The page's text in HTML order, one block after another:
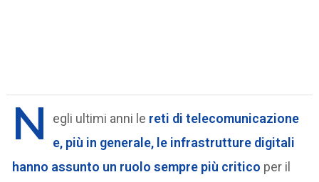
N egli ultimi anni le reti di telecomunicazione
e, più in generale, le infrastrutture digitali
hanno assunto un ruolo sempre più critico per il